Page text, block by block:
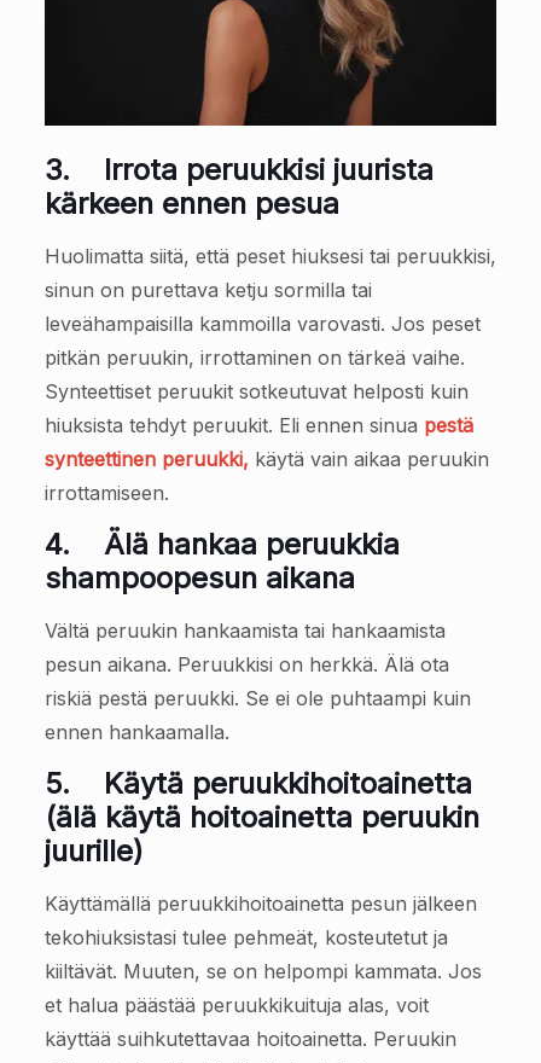
3. Irrota peruukkisi juurista
kärkeen ennen pesua
Huolimatta siitä, että peset hiuksesi tai peruukkisi,
sinun on purettava ketju sormilla tai
leveähampaisilla kammoilla varovasti. Jos peset
pitkän peruukin, irrottaminen on tärkeä vaihe.
Synteettiset peruukit sotkeutuvat helposti kuin
hiuksista tehdyt peruukit. Eli ennen sinua pestä
synteettinen peruukki, käytä vain aikaa peruukin
irrottamiseen.
4. Älä hankaa peruukkia
shampoopesun aikana
Vältä peruukin hankaamista tai hankaamista
pesun aikana. Peruukkisi on herkkä. Älä ota
riskiä pestä peruukki. Se ei ole puhtaampi kuin
ennen hankaamalla.
5. Käytä peruukkihoitoainetta
(älä käytä hoitoainetta peruukin
juurille)
Käyttämällä peruukkihoitoainetta pesun jälkeen
tekohiuksistasi tulee pehmeät, kosteutetut ja
kiiltävät. Muuten, se on helpompi kammata. Jos
et halua päästää peruukkikuituja alas, voit
käyttää suihkutettavaa hoitoainetta. Peruukin